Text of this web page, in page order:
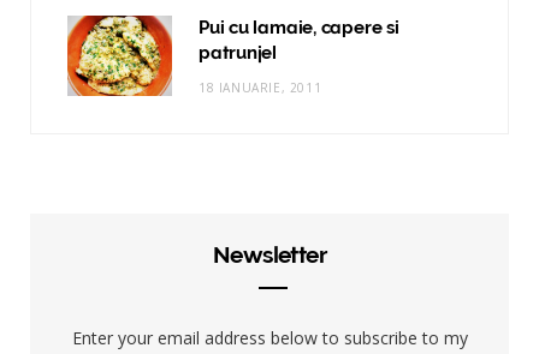
Pui cu lamaie, capere si
patrunjel
18 IANUARIE, 2011
Newsletter
Enter your email address below to subscribe to my